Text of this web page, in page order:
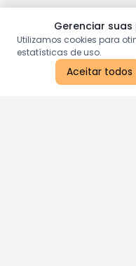
Gerenciar
Utilizamos cookies para
estatísticas de uso.
Aceitar todos